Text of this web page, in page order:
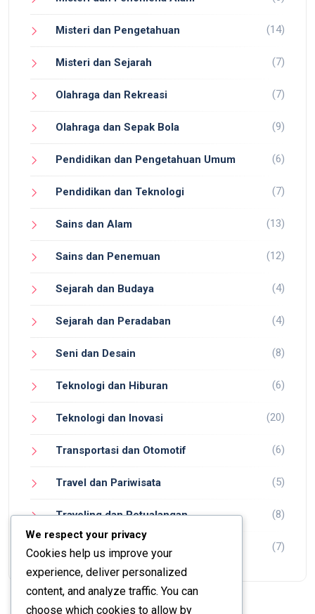
Misteri dan Pengetahuan (14)
Misteri dan Sejarah (7)
Olahraga dan Rekreasi (7)
Olahraga dan Sepak Bola (9)
Pendidikan dan Pengetahuan Umum (6)
Pendidikan dan Teknologi (7)
Sains dan Alam (13)
Sains dan Penemuan (12)
Sejarah dan Budaya (4)
Sejarah dan Peradaban (4)
Seni dan Desain (8)
Teknologi dan Hiburan (6)
Teknologi dan Inovasi (20)
Transportasi dan Otomotif (6)
Travel dan Pariwisata (5)
Traveling dan Petualangan (8)
Wisata dan Petualangan (7)
We respect your privacy
Cookies help us improve your
experience, deliver personalized
content, and analyze traffic. You can
choose which cookies to allow by